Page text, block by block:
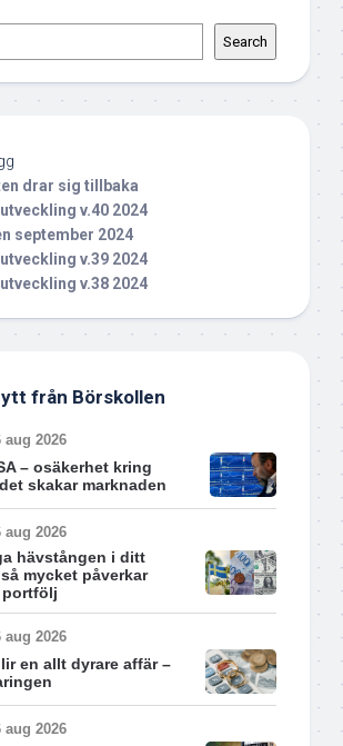
Search
drar sig tillbaka
v.40 2024
september 2024
v.39 2024
v.38 2024
från Börskollen
aug 2026
– osäkerhet kring
skakar marknaden
aug 2026
hävstången i ditt
mycket påverkar
aug 2026
en allt dyrare affär –
aug 2026